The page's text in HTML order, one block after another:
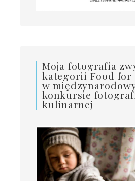
Moja fotografia
kategorii Food for
w
konkursie
kulinarnej